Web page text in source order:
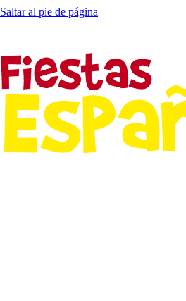
Saltar al pie de página